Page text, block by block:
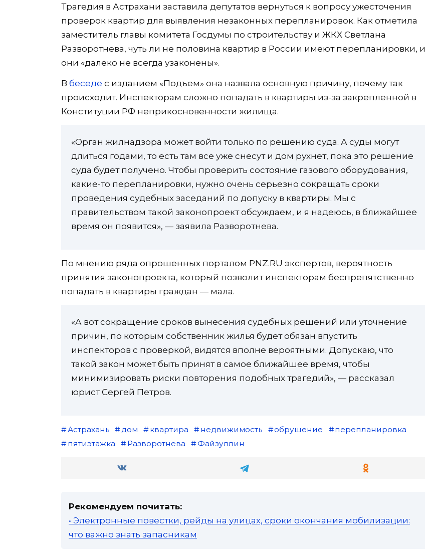
Трагедия в Астрахани заставила депутатов вернуться к вопросу ужесточения
проверок квартир для выявления незаконных перепланировок. Как отметила
заместитель главы комитета Госдумы по строительству и ЖКХ Светлана
Разворотнева, чуть ли не половина квартир в России имеют перепланировки, и
они «далеко не всегда узаконены».
В беседе с изданием «Подъем» она назвала основную причину, почему так
происходит. Инспекторам сложно попадать в квартиры из-за закрепленной в
Конституции РФ неприкосновенности жилища.
«Орган жилнадзора может войти только по решению суда. А суды могут
длиться годами, то есть там все уже снесут и дом рухнет, пока это решение
суда будет получено. Чтобы проверить состояние газового оборудования,
какие-то перепланировки, нужно очень серьезно сокращать сроки
проведения судебных заседаний по допуску в квартиры. Мы с
правительством такой законопроект обсуждаем, и я надеюсь, в ближайшее
время он появится», — заявила Разворотнева.
По мнению ряда опрошенных порталом PNZ.RU экспертов, вероятность
принятия законопроекта, который позволит инспекторам беспрепятственно
попадать в квартиры граждан — мала.
«А вот сокращение сроков вынесения судебных решений или уточнение
причин, по которым собственник жилья будет обязан впустить
инспекторов с проверкой, видятся вполне вероятными. Допускаю, что
такой закон может быть принят в самое ближайшее время, чтобы
минимизировать риски повторения подобных трагедий», — рассказал
юрист Сергей Петров.
Астрахань дом квартира недвижимость обрушение
перепланировка
пятиэтажка
Разворотнева Файзуллин
Рекомендуем почитать:
• Электронные повестки, рейды на улицах, сроки окончания мобилизации:
что важно знать запасникам